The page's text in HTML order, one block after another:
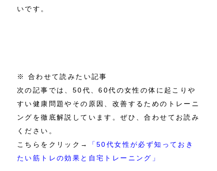
いです。
※ 合わせて読みたい記事
次の記事では、50代、60代の女性の体に起こりや
すい健康問題やその原因、改善するためのトレーニ
ングを徹底解説しています。ぜひ、合わせてお読み
ください。
こちらをクリック→
「50代女性が必ず知っておき
たい筋トレの効果と自宅トレーニング」